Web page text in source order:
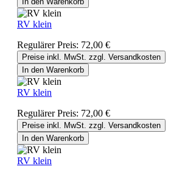
RV klein
Regulärer Preis: 72,00 €
Preise inkl. MwSt. zzgl. Versandkosten
In den Warenkorb
RV klein
Regulärer Preis: 72,00 €
Preise inkl. MwSt. zzgl. Versandkosten
In den Warenkorb
RV klein